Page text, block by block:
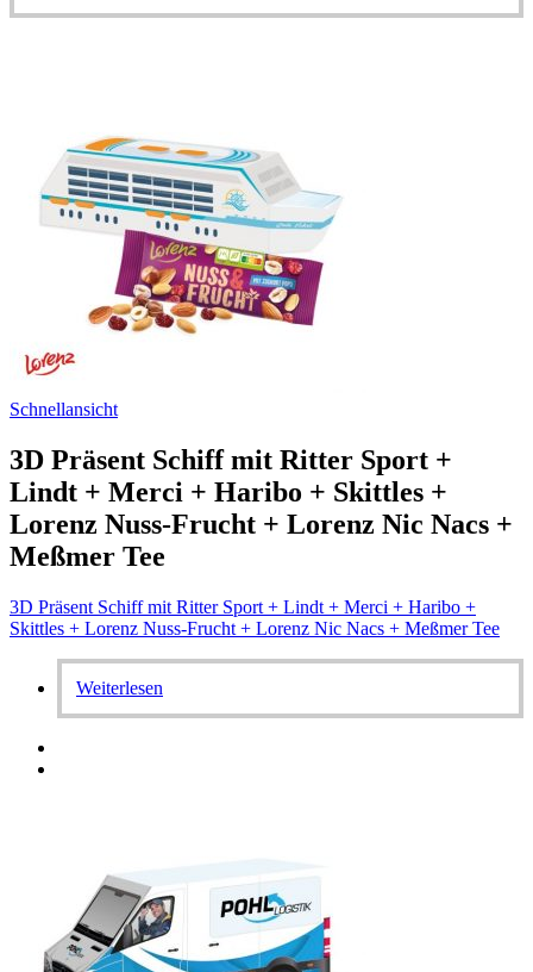
Schnellansicht
3D Präsent Schiff mit Ritter Sport +
Lindt + Merci + Haribo + Skittles +
Lorenz Nuss-Frucht + Lorenz Nic Nacs +
Meßmer Tee
3D Präsent Schiff mit Ritter Sport + Lindt + Merci + Haribo +
Skittles + Lorenz Nuss-Frucht + Lorenz Nic Nacs + Meßmer Tee
Weiterlesen